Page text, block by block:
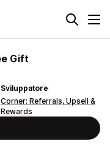
Gift
Sviluppatore
Corner: Referrals, Upsell &
Rewards